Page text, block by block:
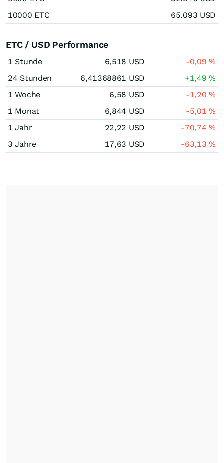
10000 ETC
65.093 USD
ETC / USD Performance
1 Stunde 6,518 USD -0,09%
24 Stunden
6,41368861 USD +1,49%
1 Woche
6,58 USD -1,20%
1 Monat
6,844 USD -5,01%
1 Jahr
22,22 USD -70,74%
3 Jahre
17,63 USD -63,13%